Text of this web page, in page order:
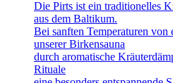
Die Pirts ist ein traditionelles
aus dem Baltikum.
Bei sanften Temperaturen von
unserer Birkensauna
durch aromatische
Rituale